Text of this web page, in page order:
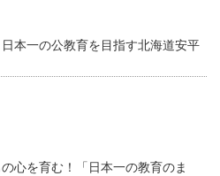
本一の公教育を目指す北海道安平
心を育む！「日本一の教育のま